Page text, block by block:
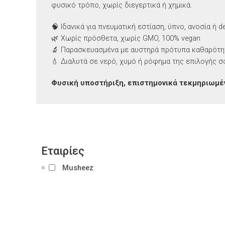
φυσικό τρόπο, χωρίς διεγερτικά ή χημικά.
🧠 Ιδανικά για πνευματική εστίαση, ύπνο, ανοσία ή
🌿 Χωρίς πρόσθετα, χωρίς GMO, 100% vegan
🔬 Παρασκευασμένα με αυστηρά πρότυπα
💧 Διαλυτά σε νερό, χυμό ή ρόφημα της επιλογής
Φυσική υποστήριξη, επιστημονικά
Εταιρίες
Musheez